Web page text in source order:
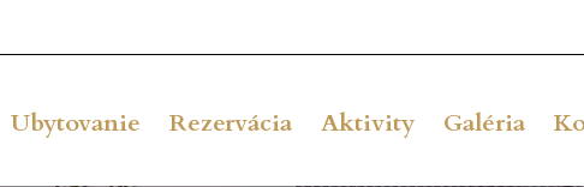
Ubytovanie Rezervácia Aktivity Galéria